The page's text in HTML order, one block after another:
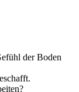
der Boden